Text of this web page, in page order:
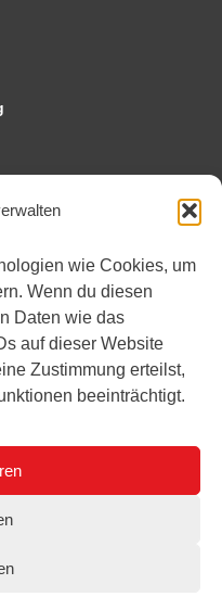
wie Cookies, um
Wenn du diesen
Daten wie das
auf dieser Website
Zustimmung erteilst,
beeinträchtigt.